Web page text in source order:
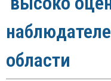
области